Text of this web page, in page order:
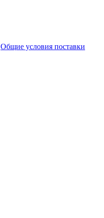
Общие условия поставки